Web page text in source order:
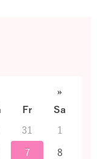
»
Fr
Sa
31
1
7
8